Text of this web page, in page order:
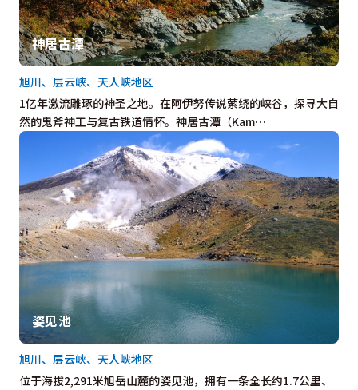
神居古潭
1亿年激流雕琢的神圣之地。在阿伊努传说萦绕的峡谷，探寻大自
然的鬼斧神工与复古铁道情怀。神居古潭（Kam…
旭川、层云峡、天人峡地区
姿见池
位于海拔2,291米旭岳山麓的姿见池，拥有一条全长约1.7公里、
旭川、层云峡、天人峡地区